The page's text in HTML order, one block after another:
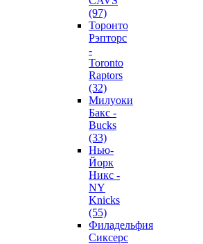
(97)
Торонто
Рэпторс
-
Toronto
Raptors
(32)
Милуоки
Бакс -
Bucks
(33)
Нью-
Йорк
Никс -
NY
Knicks
(55)
Филадельфия
Сиксерс